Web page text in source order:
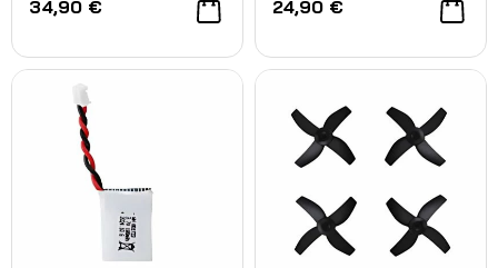
34,90 € 24,90 €